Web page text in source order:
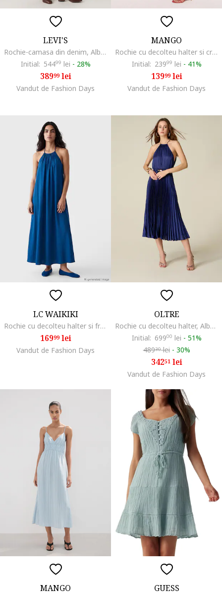
LEVI'S
Rochie-camasa din denim, Albastru inchis
Initial: 54499 lei - 28%
38999lei
Vandut de Fashion Days
MANGO
Rochie cu decolteu halter si croiala dreapta, Albastru indigo
Initial: 23999 lei - 41%
13999lei
Vandut de Fashion Days
LC WAIKIKI
Rochie cu decolteu halter si fronseuri, Albastru royal
16999lei
Vandut de Fashion Days
OLTRE
Rochie cu decolteu halter, Albastru inchis
Initial: 69900 lei - 51%
48930lei - 30%
34251lei
Vandut de Fashion Days
MANGO GUESS